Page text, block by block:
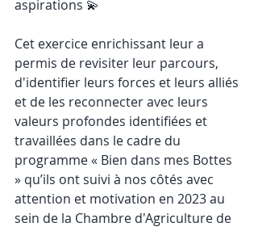
aspirations 💫
Cet exercice enrichissant leur a
permis de revisiter leur parcours,
d'identifier leurs forces et leurs alliés
et de les reconnecter avec leurs
valeurs profondes identifiées et
travaillées dans le cadre du
programme « Bien dans mes Bottes
» qu’ils ont suivi à nos côtés avec
attention et motivation en 2023 au
sein de la Chambre d'Agriculture de